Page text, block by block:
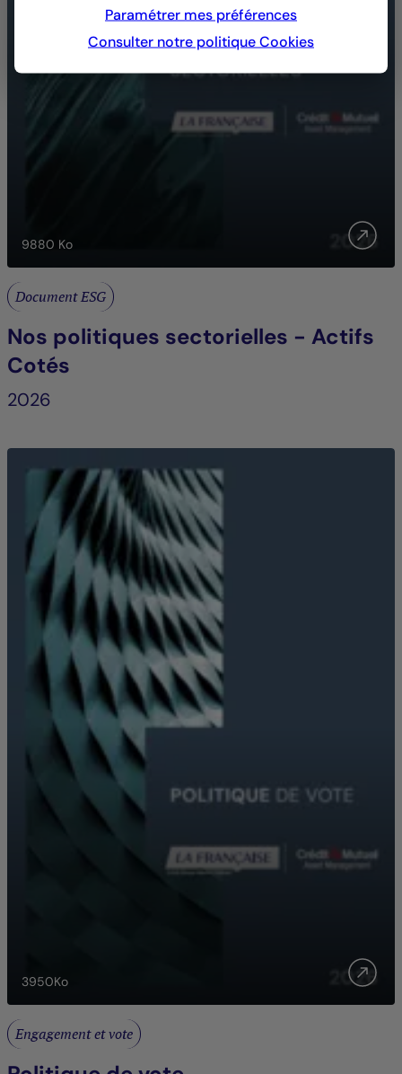
9880 Ko
Document ESG
Nos politiques sectorielles - Actifs
Cotés
2026
3950Ko
Engagement et vote
Paramétrer mes préférences
Consulter notre politiqueCookies